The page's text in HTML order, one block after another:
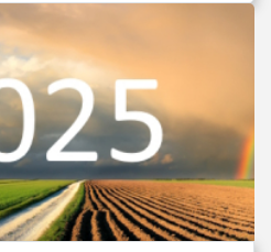
hexagonale et la Corse par
Mobilisons nos